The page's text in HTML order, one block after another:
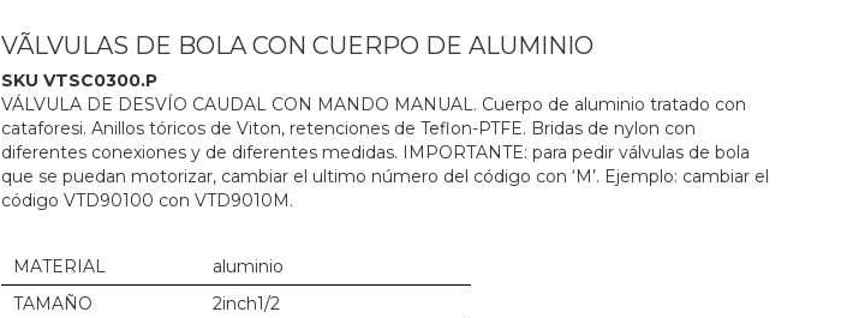
VÃLVULAS DE BOLA CON CUERPO DE ALUMINIO
SKU VTSC0300.P
VÁLVULA DE DESVÍO CAUDAL CON MANDO MANUAL. Cuerpo de aluminio tratado con
cataforesi. Anillos tóricos de Viton, retenciones de Teflon-PTFE. Bridas de nylon con
diferentes conexiones y de diferentes medidas. IMPORTANTE: para pedir válvulas de bola
que se puedan motorizar, cambiar el ultimo número del código con ‘M’. Ejemplo: cambiar el
código VTD90100 con VTD9010M.
MATERIAL
aluminio
TAMAÑO
2inch1/2